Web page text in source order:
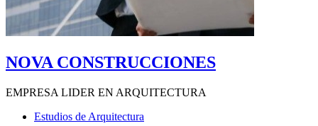
NOVA CONSTRUCCIONES
EMPRESA LIDER EN ARQUITECTURA
Estudios de Arquitectura